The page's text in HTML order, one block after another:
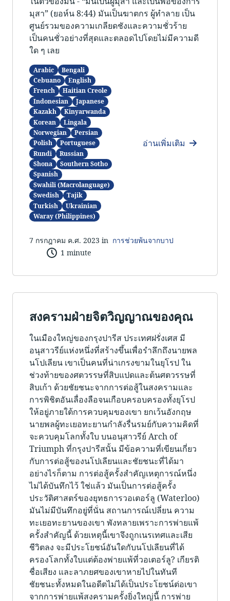
มุสา” (ยอห์น 8:44) มันเป็นฆาตกร ผู้ทำลาย เป็น
ศูนย์รวมของความเกลียดชังและความชั่วร้าย
เป็นคนชั่วอย่างที่สุดและตลอดไปโดยไม่มีความดี
ใด ๆ เลย
Arabic
Bengali
Cebuano
English
French
Haitian Creole
Indonesian
Japanese
Kazakh
Kinyarwanda
Korean
Lingala
Norwegian
Persian
Polish
Portuguese
Rundi
Russian
Shona
Southern Sotho
Spanish
Swahili (Macrolanguage)
Swedish
Tajik
Turkish
Ukrainian
Waray (Philippines)
อ่านเพิ่มเติม
7 กรกฎาคม ค.ศ. 2023 in การช่วยพ้นจากบาป
1 minute
สงครามฝ่ายจิตวิญญาณของคุณ
ในเมืองใหญ่ของกรุงปารีส ประเทศฝรั่งเศส มี
อนุสาวรีย์แห่งหนึ่งที่สร้างขึ้นเพื่อรำลึกถึงนายพล
นโปเลียน เขาเป็นคนที่น่าเกรงขามในยุโรป ใน
ช่วงท้ายของศตวรรษที่สิบแปดและต้นศตวรรษที่
สิบเก้า ด้วยชัยชนะจากการต่อสู้ในสงครามและ
การพิชิตอันเลื่องลือจนเกือบครอบครองทั้งยุโรป
ให้อยู่ภายใต้การควบคุมของเขา ยกเว้นอังกฤษ
นายพลผู้ทะเยอทะยานกำลังรื่นรมย์กับความคิดที่
จะควบคุมโลกทั้งใบ บนอนุสาวรีย์ Arch of
Triumph ที่กรุงปารีสนั้น มีข้อความที่เขียนเกี่ยว
กับการต่อสู้ของนโปเลียนและชัยชนะที่ได้มา
อย่างไรก็ตาม การต่อสู้ครั้งสำคัญเหตุการณ์หนึ่ง
ไม่ได้บันทึกไว้ ใช่แล้ว มันเป็นการต่อสู้ครั้ง
ประวัติศาสตร์ของยุทธการวอเตอร์ลู (Waterloo)
มันไม่มีบันทึกอยู่ที่นั่น สถานการณ์เปลี่ยน ความ
ทะเยอทะยานของเขา พังทลายเพราะการพ่ายแพ้
ครั้งสำคัญนี้ ด้วยเหตุนี้เขาจึงถูกเนรเทศและเสีย
ชีวิตลง จะมีประโยชน์อันใดกับนโปเลียนที่ได้
ครองโลกทั้งใบแต่ต้องพ่ายแพ้ที่วอเตอร์ลู? เกียรติ
ชื่อเสียง และลาภยศของเขาหายไปในทันที
ชัยชนะทั้งหมดในอดีตไม่ได้เป็นประโยชน์ต่อเขา
จากการพ่ายแพ้สงครามครั้งยิ่งใหญ่นี้ การพ่าย